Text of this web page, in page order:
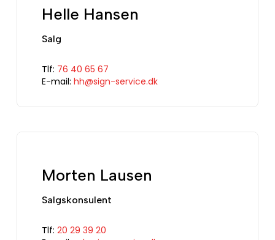
Helle Hansen
Salg
Tlf: 76 40 65 67
E-mail: hh@sign-service.dk
Morten Lausen
Salgskonsulent
Tlf: 20 29 39 20